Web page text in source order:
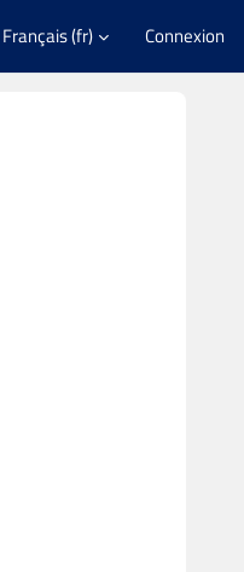
Français ‎(fr)‎ Connexion